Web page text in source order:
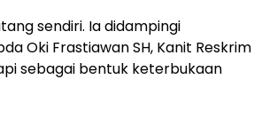
sendiri. Ia didampingi
Oki Frastiawan SH, Kanit Reskrim
sebagai bentuk keterbukaan